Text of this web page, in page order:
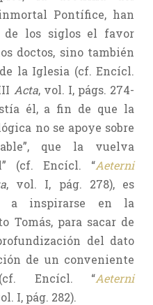
Pontífice, han
de los siglos el favor
doctos, sino también
la Iglesia (cf. Encícl.
Acta, vol. I, págs. 274-
él, a fin de que la
no se apoye sobre
que la vuelva
(cf. Encícl. “Aeterni
, vol. I, pág. 278), es
a inspirarse en la
Tomás, para sacar de
del dato
de un conveniente
Encícl. “Aeterni
I, pág. 282).